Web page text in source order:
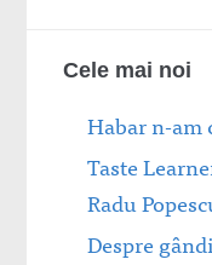
Cele mai noi
Habar n-am
Taste
Radu
Despre